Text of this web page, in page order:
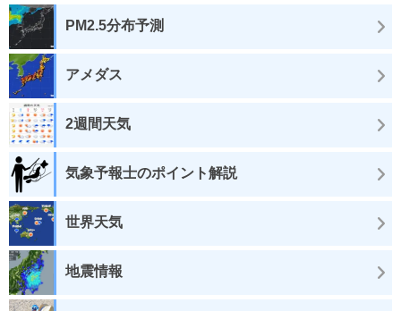
PM2.5分布予測
アメダス
2週間天気
気象予報士のポイント解説
世界天気
地震情報